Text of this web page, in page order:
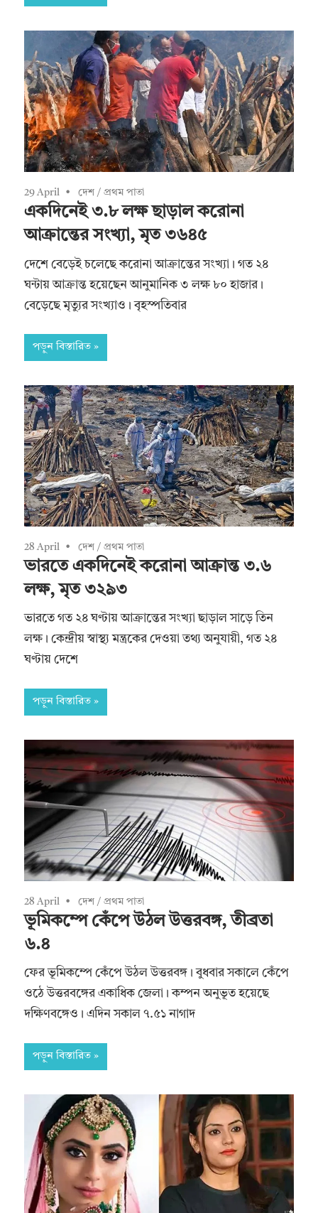
29 April দেশ / প্রথম পাতা
একদিনেই ৩.৮ লক্ষ ছাড়াল করোনা
আক্রান্তের সংখ্যা, মৃত ৩৬৪৫
দেশে বেড়েই চলেছে করোনা আক্রান্তের সংখ্যা। গত ২৪
ঘন্টায় আক্রান্ত হয়েছেন আনুমানিক ৩ লক্ষ ৮০ হাজার।
বেড়েছে মৃত্যুর সংখ্যাও। বৃহস্পতিবার
পড়ুন বিস্তারিত
28 April দেশ / প্রথম পাতা
ভারতে একদিনেই করোনা আক্রান্ত ৩.৬
লক্ষ, মৃত ৩২৯৩
ভারতে গত ২৪ ঘণ্টায় আক্রান্তের সংখ্যা ছাড়াল সাড়ে তিন
লক্ষ। কেন্দ্রীয় স্বাস্থ্য মন্ত্রকের দেওয়া তথ্য অনুযায়ী, গত ২৪
ঘণ্টায় দেশে
পড়ুন বিস্তারিত
28 April দেশ / প্রথম পাতা
ভূমিকম্পে কেঁপে উঠল উত্তরবঙ্গ, তীব্রতা
৬.৪
ফের ভূমিকম্পে কেঁপে উঠল উত্তরবঙ্গ। বুধবার সকালে কেঁপে
ওঠে উত্তরবঙ্গের একাধিক জেলা। কম্পন অনুভূত হয়েছে
দক্ষিণবঙ্গেও। এদিন সকাল ৭.৫১ নাগাদ
পড়ুন বিস্তারিত